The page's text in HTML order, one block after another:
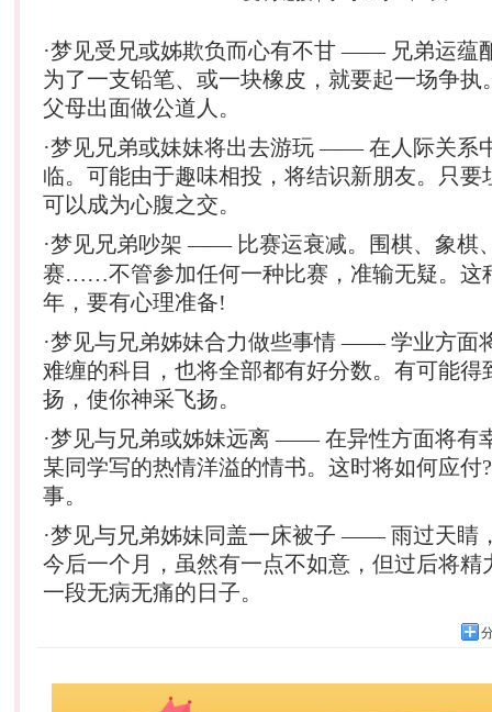
·梦见受兄或姊欺负而心有不甘 —— 兄弟运蕴
为了一支铅笔、或一块橡皮，就要起一场争执
父母出面做公道人。
·梦见兄弟或妹妹将出去游玩 —— 在人际关系
临。可能由于趣味相投，将结识新朋友。只要
可以成为心腹之交。
·梦见兄弟吵架 —— 比赛运衰减。围棋、象棋
赛……不管参加任何一种比赛，准输无疑。这
年，要有心理准备!
·梦见与兄弟姊妹合力做些事情 —— 学业方面
难缠的科目，也将全部都有好分数。有可能得
扬，使你神采飞扬。
·梦见与兄弟或姊妹远离 —— 在异性方面将有
某同学写的热情洋溢的情书。这时将如何应付
事。
·梦见与兄弟姊妹同盖一床被子 —— 雨过天睛
今后一个月，虽然有一点不如意，但过后将精
一段无病无痛的日子。